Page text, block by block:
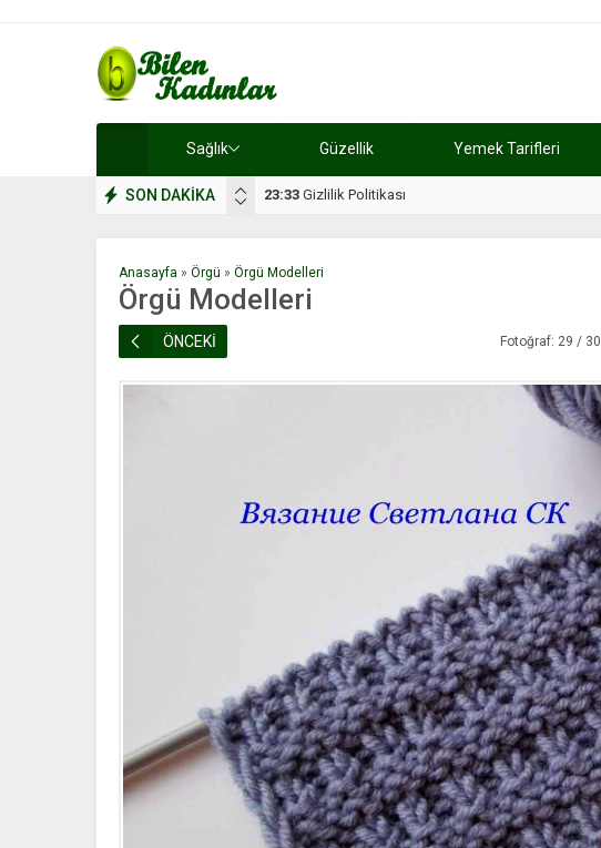
Sağlık Güzellik Yemek Tarifleri
SON DAKİKA 17:08 Dilan, düğününe 5 gün kala hayatını kaybetti
Anasayfa » Örgü » Örgü Modelleri
Örgü Modelleri
ÖNCEKİ Fotoğraf: 29 / 30